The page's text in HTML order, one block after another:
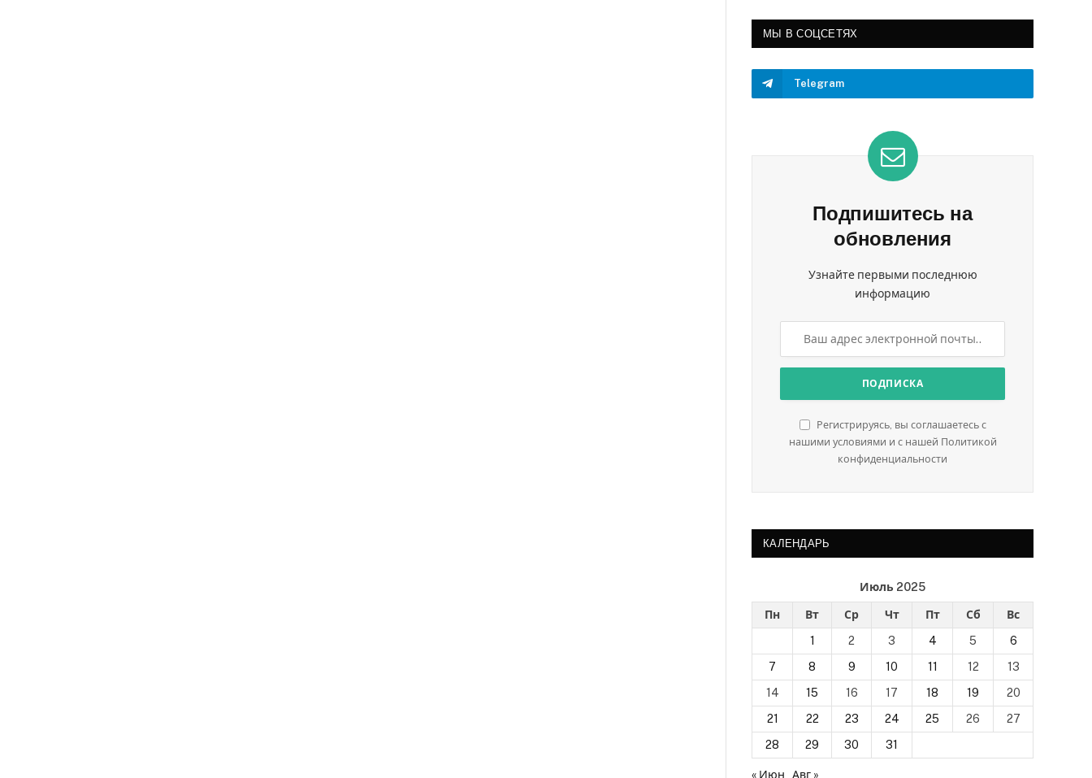
МЫ В СОЦСЕТЯХ
Telegram
Подпишитесь на
обновления
Узнайте первыми последнюю
информацию
Регистрируясь, вы соглашаетесь с
нашими условиями и с нашей Политикой
конфиденциальности
КАЛЕНДАРЬ
Июль 2025
Пн Вт Ср Чт Пт Сб
Вс
1
2 3 4 5
6
7
8 9 10 11 12
13
14
15 16 17 18 19
20
21
22 23 24 25 26
27
28
29 30 31
« Июн Авг »